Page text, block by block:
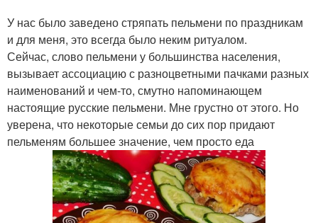
У нас было заведено стряпать пельмени по праздникам
и для меня, это всегда было неким ритуалом.
Сейчас, слово пельмени у большинства населения,
вызывает ассоциацию с разноцветными пачками разных
наименований и чем-то, смутно напоминающем
настоящие русские пельмени. Мне грустно от этого. Но
уверена, что некоторые семьи до сих пор придают
пельменям большее значение, чем просто еда